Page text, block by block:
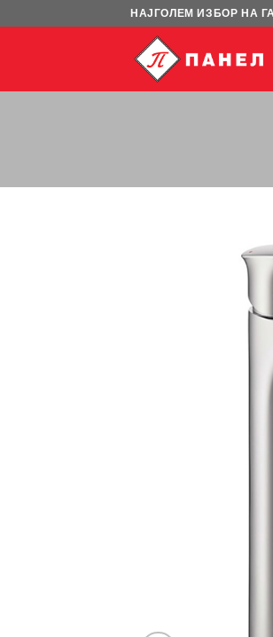
НАЈГОЛЕМ ИЗБОР НА